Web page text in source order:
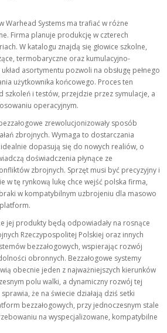
Warhead Systems ma trafiać w różne
Firma planuje produkcję w czterech
W katalogu znajdą się głowice szkolne,
termobaryczne oraz kumulacyjno-
asortymentu pozwoli na obsługę pełnego
użytkownika końcowego. Proces ten
szkoleń i testów, przejdzie przez symulacje, a
operacyjnym.
zrewolucjonizowały sposób
zbrojnych. Wymaga to dostarczania
dopasują się do nowych realiów, o
doświadczenia płynące ze
zbrojnych. Sprzęt musi być precyzyjny i
w tę rynkową lukę chce wejść polska firma,
w kompatybilnym uzbrojeniu dla masowo
jej produkty będą odpowiadały na rosnące
Rzeczypospolitej Polskiej oraz innych
bezzałogowych, wspierając rozwój
obronnych. Bezzałogowe systemy
obecnie jeden z najważniejszych kierunków
polu walki, a dynamiczny rozwój tej
że na świecie działają dziś setki
bezzałogowych, przy jednoczesnym stale
na wyspecjalizowane, kompatybilne